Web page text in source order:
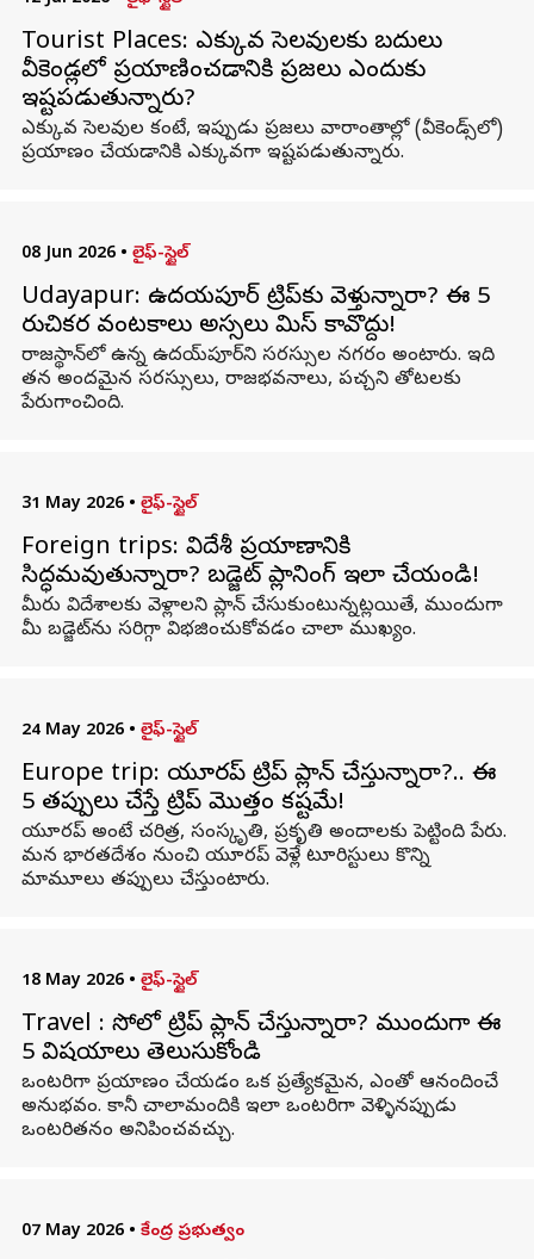
Tourist Places: ఎక్కువ సెలవులకు బదులు
వీకెండ్లలో ప్రయాణించడానికి ప్రజలు ఎందుకు
ఇష్టపడుతున్నారు?
ఎక్కువ సెలవుల కంటే, ఇప్పుడు ప్రజలు వారాంతాల్లో (వీకెండ్స్‌లో)
ప్రయాణం చేయడానికి ఎక్కువగా ఇష్టపడుతున్నారు.
08 Jun 2026 • లైఫ్-స్టైల్
Udayapur: ఉదయపూర్ ట్రిప్‌కు వెళ్తున్నారా? ఈ 5
రుచికర వంటకాలు అస్సలు మిస్ కావొద్దు!
రాజస్థాన్‌లో ఉన్న ఉదయ్‌పూర్‌ని సరస్సుల నగరం అంటారు. ఇది
తన అందమైన సరస్సులు, రాజభవనాలు, పచ్చని తోటలకు
పేరుగాంచింది.
31 May 2026 • లైఫ్-స్టైల్
Foreign trips: విదేశీ ప్రయాణానికి
సిద్ధమవుతున్నారా? బడ్జెట్ ప్లానింగ్ ఇలా చేయండి!
మీరు విదేశాలకు వెళ్లాలని ప్లాన్ చేసుకుంటున్నట్లయితే, ముందుగా
మీ బడ్జెట్‌ను సరిగ్గా విభజించుకోవడం చాలా ముఖ్యం.
24 May 2026 • లైఫ్-స్టైల్
Europe trip: యూరప్ ట్రిప్ ప్లాన్ చేస్తున్నారా?.. ఈ
5 తప్పులు చేస్తే ట్రిప్ మొత్తం కష్టమే!
యూరప్ అంటే చరిత్ర, సంస్కృతి, ప్రకృతి అందాలకు పెట్టింది పేరు.
మన భారతదేశం నుంచి యూరప్ వెళ్లే టూరిస్టులు కొన్ని
మామూలు తప్పులు చేస్తుంటారు.
18 May 2026 • లైఫ్-స్టైల్
Travel : సోలో ట్రిప్ ప్లాన్ చేస్తున్నారా? ముందుగా ఈ
5 విషయాలు తెలుసుకోండి
ఒంటరిగా ప్రయాణం చేయడం ఒక ప్రత్యేకమైన, ఎంతో ఆనందించే
అనుభవం. కానీ చాలామందికి ఇలా ఒంటరిగా వెళ్ళినప్పుడు
ఒంటరితనం అనిపించవచ్చు.
07 May 2026 • కేంద్ర ప్రభుత్వం